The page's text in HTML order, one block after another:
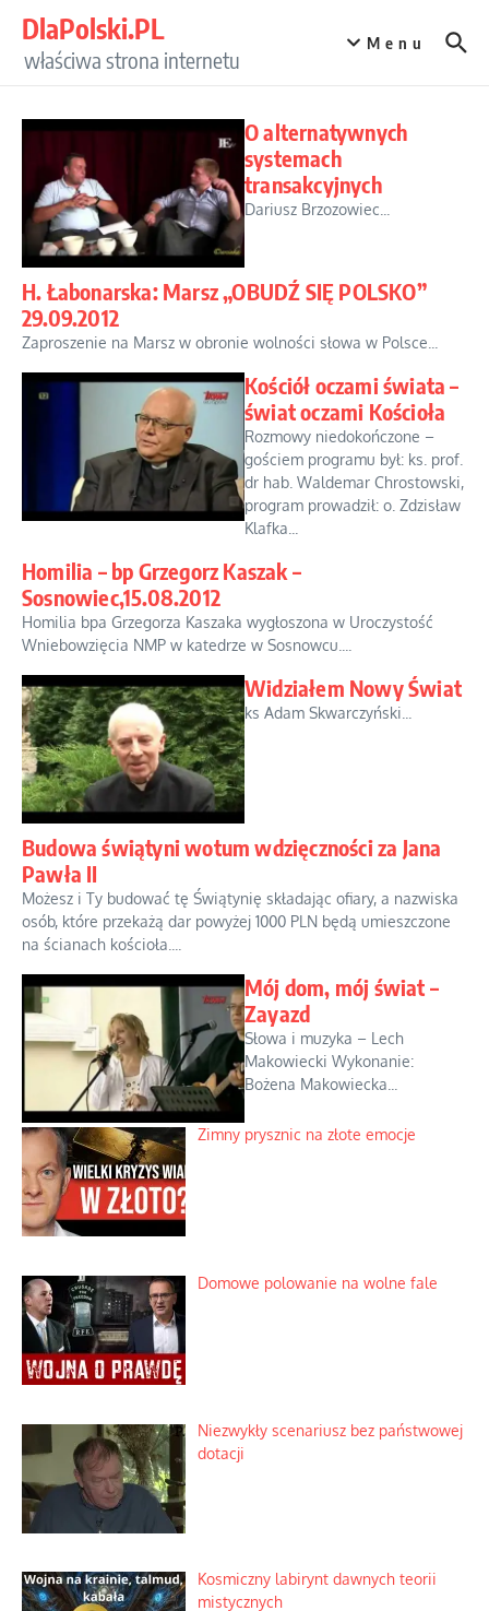
DlaPolski.PL
właściwa strona internetu
Menu
O alternatywnych
systemach
transakcyjnych
Dariusz Brzozowiec...
H. Łabonarska: Marsz „OBUDŹ SIĘ POLSKO”
29.09.2012
Zaproszenie na Marsz w obronie wolności słowa w Polsce...
Kościół oczami świata –
świat oczami Kościoła
Rozmowy niedokończone –
gościem programu był: ks. prof.
dr hab. Waldemar Chrostowski,
program prowadził: o. Zdzisław
Klafka...
Homilia – bp Grzegorz Kaszak –
Sosnowiec,15.08.2012
Homilia bpa Grzegorza Kaszaka wygłoszona w Uroczystość
Wniebowzięcia NMP w katedrze w Sosnowcu....
Widziałem Nowy Świat
ks Adam Skwarczyński...
Budowa świątyni wotum wdzięczności za Jana
Pawła II
Możesz i Ty budować tę Świątynię składając ofiary, a nazwiska
osób, które przekażą dar powyżej 1000 PLN będą umieszczone
na ścianach kościoła....
Mój dom, mój świat –
Zayazd
Słowa i muzyka – Lech
Makowiecki Wykonanie:
Bożena Makowiecka...